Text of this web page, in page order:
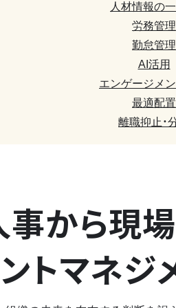
人材情報の
労務管理
勤怠管理
AI活用
エンゲージメ
最適配置
離職抑止・
事から現
トマネジ